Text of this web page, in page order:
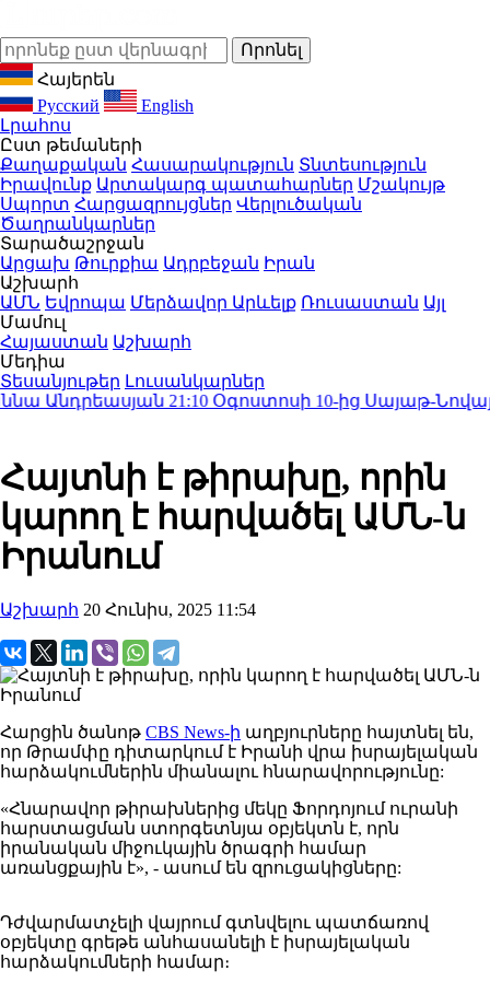
Հայերեն
Русский
English
Լրահոս
Ըստ թեմաների
Քաղաքական Հասարակություն Տնտեսություն
Իրավունք Արտակարգ պատահարներ Մշակույթ
Սպորտ Հարցազրույցներ Վերլուծական
Ծաղրանկարներ
Տարածաշրջան
Արցախ Թուրքիա Ադրբեջան Իրան
Աշխարհ
ԱՄՆ Եվրոպա Մերձավոր Արևելք Ռուսաստան Այլ
Մամուլ
Հայաստան Աշխարհ
Մեդիա
Տեսանյութեր Լուսանկարներ
Անդրեասյան21:10Օգոստոսի 10-ից Սայաթ-Նովայի
Հայտնի է թիրախը, որին
կարող է հարվածել ԱՄՆ-ն
Իրանում
Աշխարհ 20 Հունիս, 2025 11:54
Հարցին ծանոթ CBS News-ի աղբյուրները հայտնել են,
որ Թրամփը դիտարկում է Իրանի վրա իսրայելական
հարձակումներին միանալու հնարավորությունը:
«Հնարավոր թիրախներից մեկը Ֆորդոյում ուրանի
հարստացման ստորգետնյա օբյեկտն է, որն
իրանական միջուկային ծրագրի համար
առանցքային է», - ասում են զրուցակիցները:
Դժվարմատչելի վայրում գտնվելու պատճառով
օբյեկտը գրեթե անհասանելի է իսրայելական
հարձակումների համար։